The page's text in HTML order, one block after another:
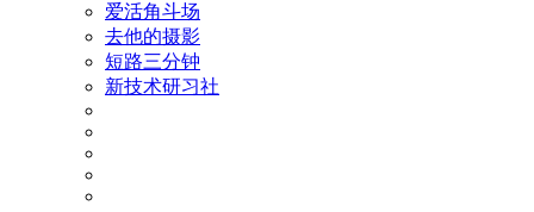
爱活角斗场
去他的摄影
短路三分钟
新技术研习社